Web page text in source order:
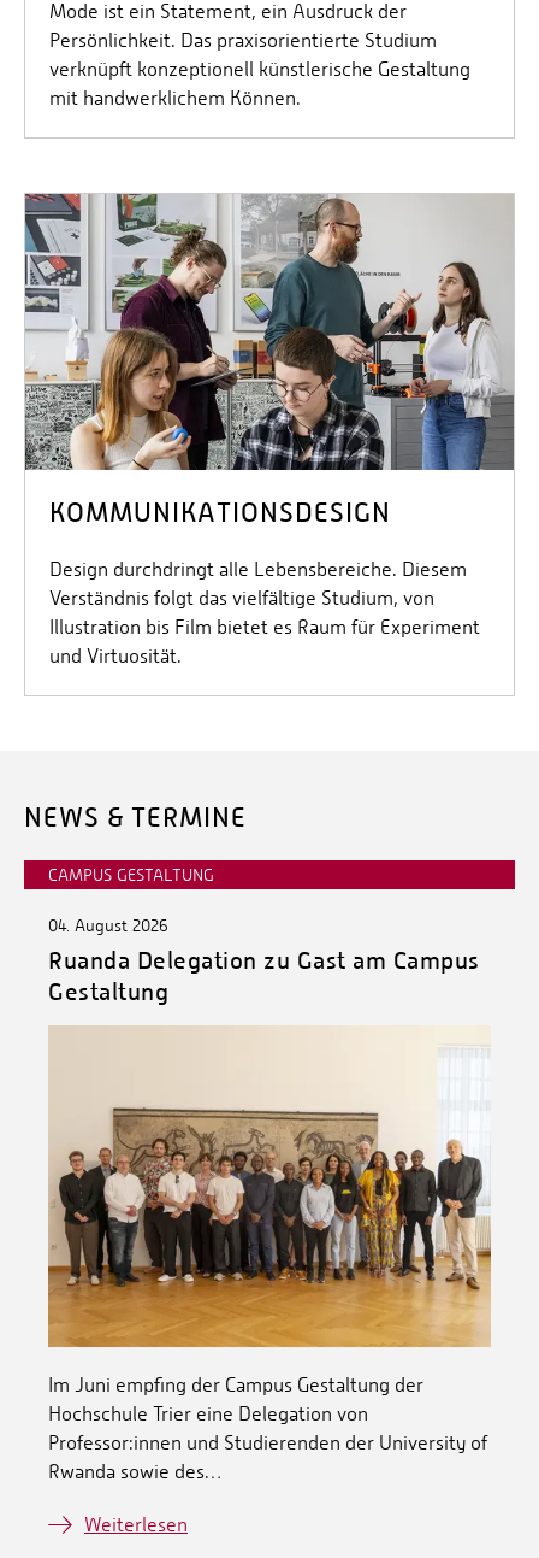
Mode ist ein Statement, ein Ausdruck der
Persönlichkeit. Das praxisorientierte Studium
verknüpft konzeptionell künstlerische Gestaltung
mit handwerklichem Können.
KOMMUNIKATIONSDESIGN
Design durchdringt alle Lebensbereiche. Diesem
Verständnis folgt das vielfältige Studium, von
Illustration bis Film bietet es Raum für Experiment
und Virtuosität.
NEWS & TERMINE
CAMPUS GESTALTUNG
04. August 2026
Ruanda Delegation zu Gast am Campus
Gestaltung
Im Juni empfing der Campus Gestaltung der
Hochschule Trier eine Delegation von
Professor:innen und Studierenden der University of
Rwanda sowie des…
Weiterlesen